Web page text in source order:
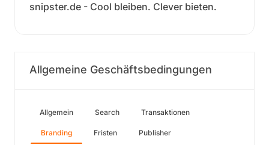
snipster.de - Cool bleiben. Clever bieten.
Allgemeine Geschäftsbedingungen
Allgemein Search Transaktionen
Branding Fristen Publisher